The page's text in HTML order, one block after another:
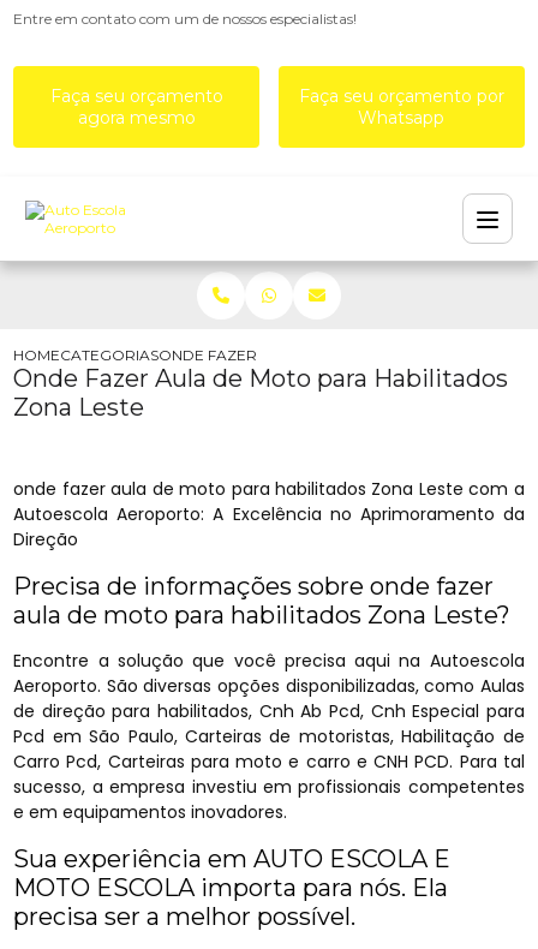
Entre em contato com um de nossos especialistas!
Faça seu orçamento
agora mesmo
Faça seu orçamento por
Whatsapp
HOMECATEGORIASONDE FAZER AULA DE MOTO PARA HABILITADOS
Onde Fazer Aula de Moto para Habilitados
Zona Leste
onde fazer aula de moto para habilitados Zona Leste com a
Autoescola Aeroporto: A Excelência no Aprimoramento da
Direção
Precisa de informações sobre onde fazer
aula de moto para habilitados Zona Leste?
Encontre a solução que você precisa aqui na Autoescola
Aeroporto. São diversas opções disponibilizadas, como Aulas
de direção para habilitados, Cnh Ab Pcd, Cnh Especial para
Pcd em São Paulo, Carteiras de motoristas, Habilitação de
Carro Pcd, Carteiras para moto e carro e CNH PCD. Para tal
sucesso, a empresa investiu em profissionais competentes
e em equipamentos inovadores.
Sua experiência em AUTO ESCOLA E
MOTO ESCOLA importa para nós. Ela
precisa ser a melhor possível.